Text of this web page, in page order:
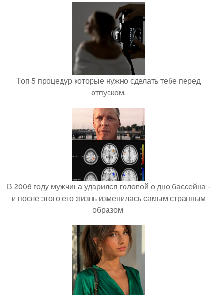
Топ 5 процедур которые нужно сделать тебе перед
отпуском.
В 2006 году мужчина ударился головой о дно бассейна -
и после этого его жизнь изменилась самым странным
образом.